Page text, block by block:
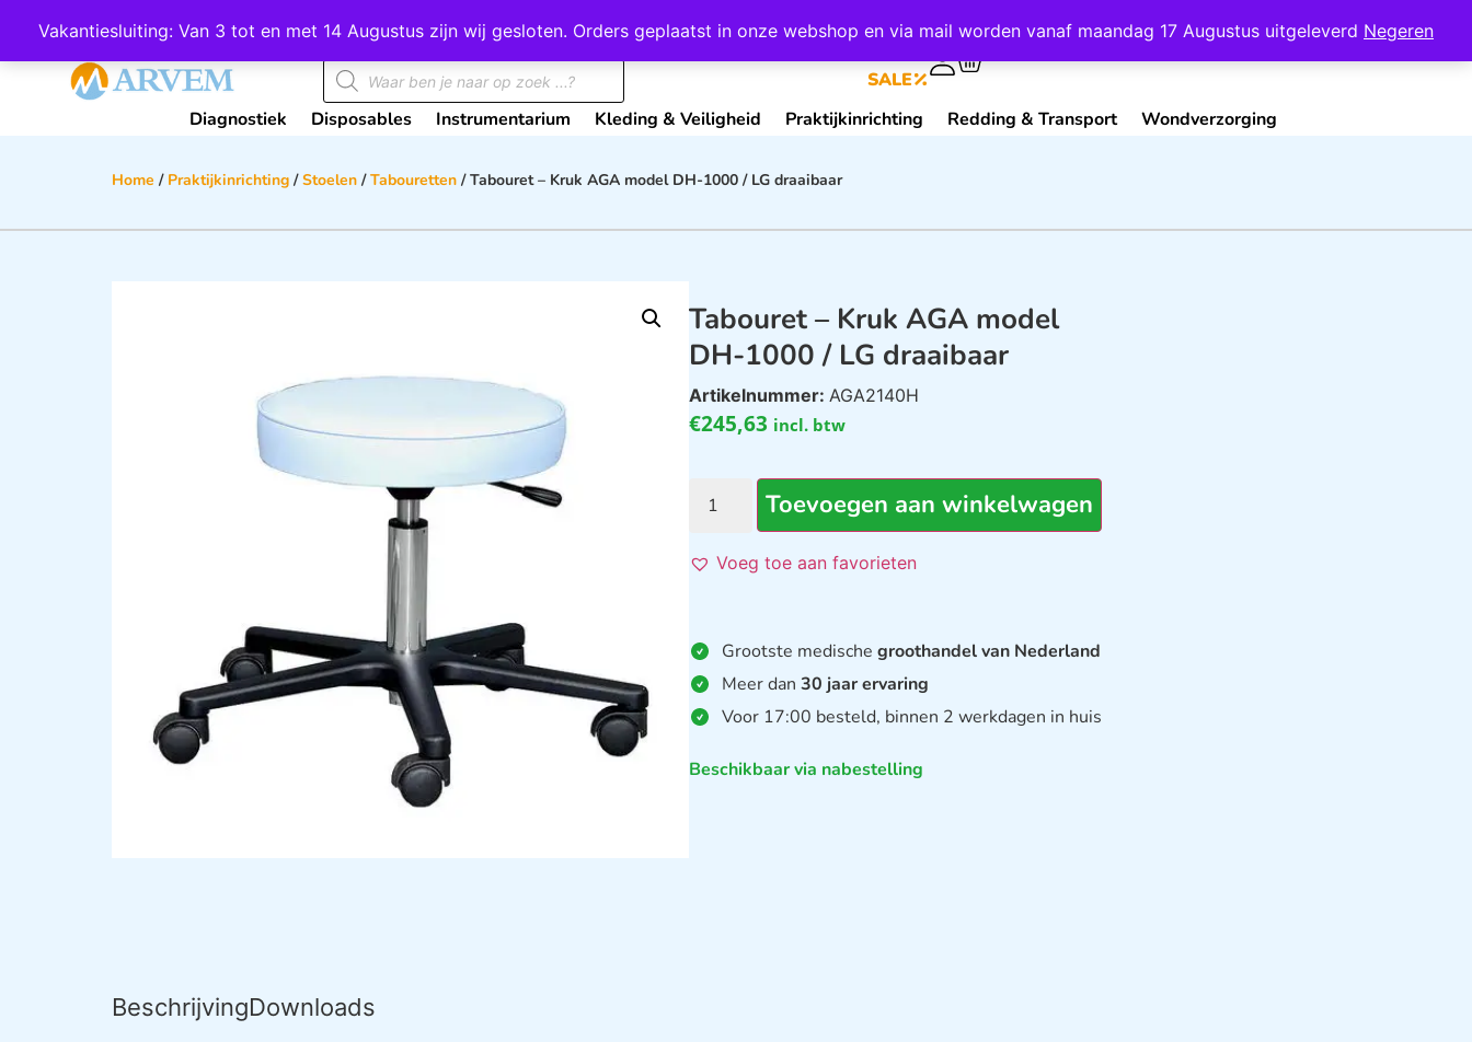
Vakantiesluiting: Van 3 tot en met 14 Augustus zijn wij gesloten. Orders geplaatst in onze webshop en via mail worden vanaf maandag 17 Augustus uitgeleverd Negeren
Wij scoren een 4,8 op Google Mijn Account Contact
SALE
Diagnostiek Disposables Instrumentarium Kleding & Veiligheid Praktijkinrichting Redding & Transport Wondverzorging
Home / Praktijkinrichting /Stoelen /Tabouretten / Tabouret – Kruk AGA model DH-1000 / LG draaibaar
Tabouret – Kruk AGA model
DH-1000 / LG draaibaar
Artikelnummer:AGA2140H
€245,63 incl. btw
Toevoegen aan winkelwagen
Voeg toe aan favorieten
Grootste medischegroothandel van Nederland
Meer dan30 jaar ervaring
Voor 17:00 besteld, binnen 2 werkdagen in huis
Beschikbaar via nabestelling
BeschrijvingDownloads